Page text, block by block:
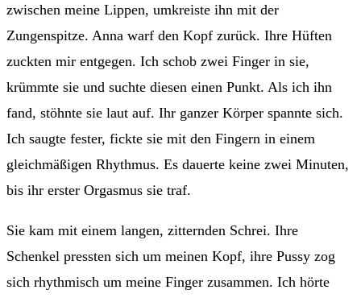
zwischen meine Lippen, umkreiste ihn mit der
Zungenspitze. Anna warf den Kopf zurück. Ihre Hüften
zuckten mir entgegen. Ich schob zwei Finger in sie,
krümmte sie und suchte diesen einen Punkt. Als ich ihn
fand, stöhnte sie laut auf. Ihr ganzer Körper spannte sich.
Ich saugte fester, fickte sie mit den Fingern in einem
gleichmäßigen Rhythmus. Es dauerte keine zwei Minuten,
bis ihr erster Orgasmus sie traf.
Sie kam mit einem langen, zitternden Schrei. Ihre
Schenkel pressten sich um meinen Kopf, ihre Pussy zog
sich rhythmisch um meine Finger zusammen. Ich hörte